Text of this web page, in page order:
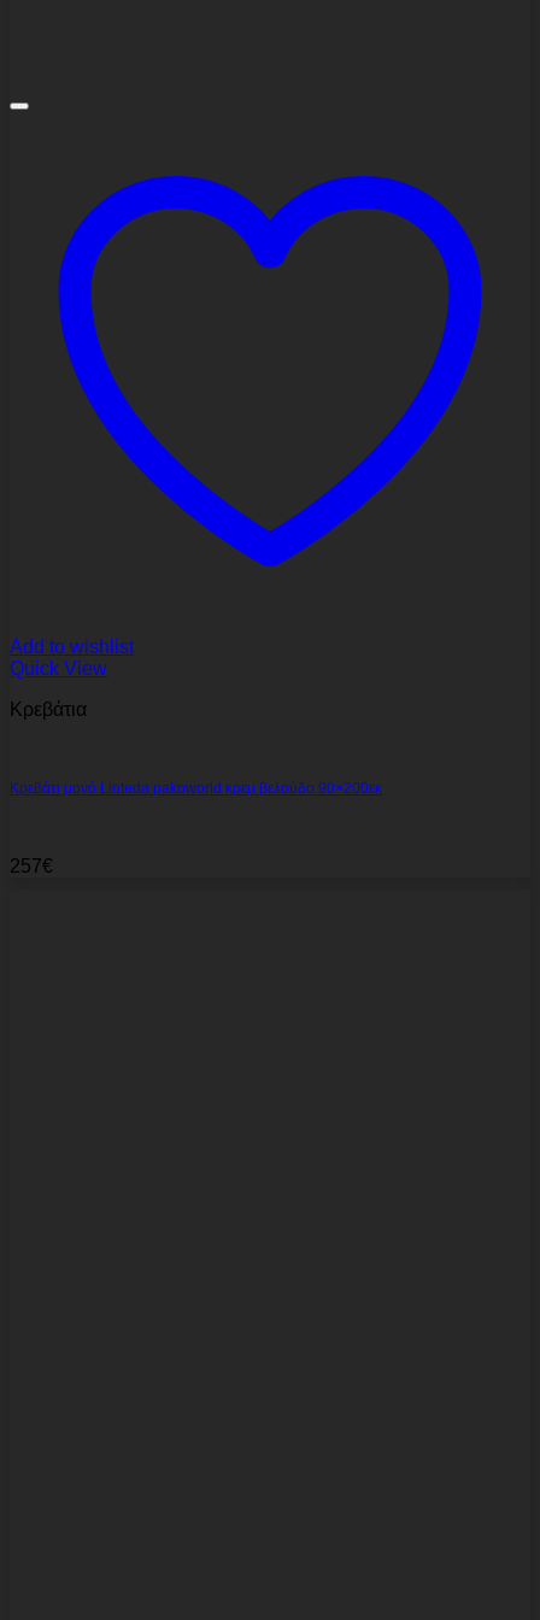
Add to wishlist
Quick View
Κρεβάτια
Κρεβάτι μονό Linteda pakoworld κρεμ βελούδο 90×200εκ
257€